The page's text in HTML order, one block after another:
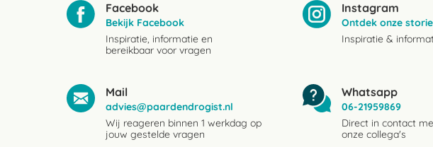
Facebook
Bekijk Facebook
Inspiratie, informatie en
bereikbaar voor vragen
Instagram
Ontdek onze
Inspiratie &
Mail
advies@paardendrogist.nl
Wij reageren binnen 1 werkdag op
jouw gestelde vragen
Whatsapp
06-21959869
Direct in contact
onze collega's